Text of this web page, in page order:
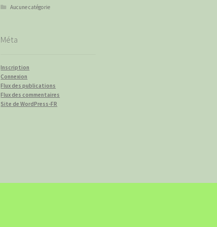
Aucune catégorie
Méta
Inscription
Connexion
Flux des publications
Flux des commentaires
Site de WordPress-FR